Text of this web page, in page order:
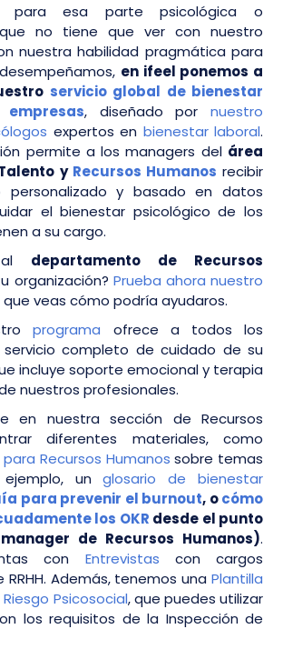
para esa parte psicológica o
que no tiene que ver con nuestro
nuestra habilidad pragmática para
en ifeel ponemos a
servicio global de bienestar
, diseñado pornuestro
expertos en bienestar laboral.
permite a los managers del área
y Recursos Humanos recibir
personalizado y basado en datos
el bienestar psicológico de los
a su cargo.
al departamento de Recursos
organización? Prueba ahora nuestro
veas cómo podría ayudaros.
programa ofrece a todos los
completo de cuidado de su
incluye soporte emocional y terapia
nuestros profesionales.
en nuestra sección de Recursos
diferentes materiales, como
para Recursos Humanos sobre temas
un glosario de bienestar
para prevenir el burnout, ocómo
los OKR desde el punto
de Recursos Humanos).
con Entrevistas con cargos
Además, tenemos una Plantilla
Psicosocial, que puedes utilizar
los requisitos de la Inspección de